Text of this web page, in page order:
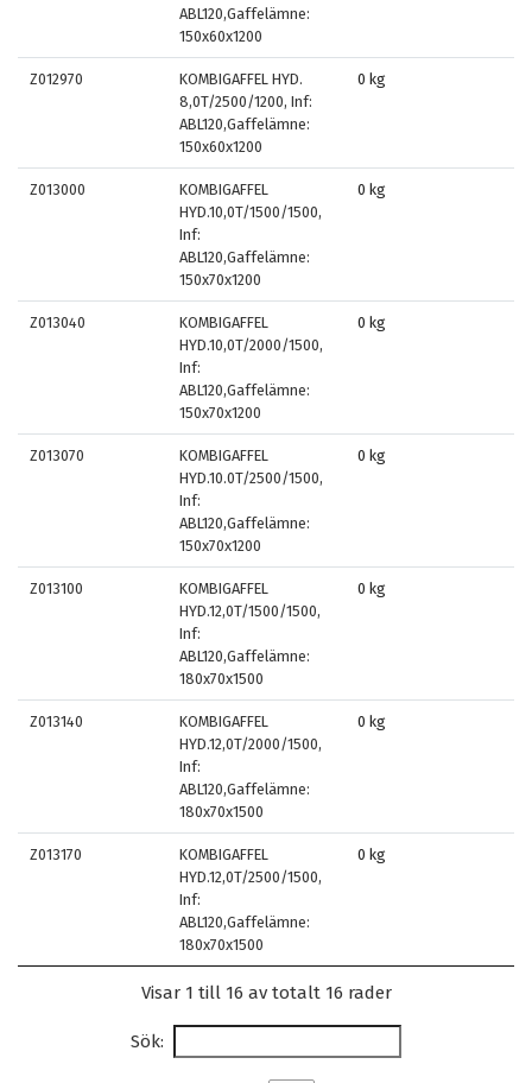
ABL120,Gaffelämne:
150x60x1200
Z012970
KOMBIGAFFEL HYD.
8,0T/2500/1200, Inf:
ABL120,Gaffelämne:
150x60x1200
0 kg
Z013000
KOMBIGAFFEL
HYD.10,0T/1500/1500,
Inf:
ABL120,Gaffelämne:
150x70x1200
0 kg
Z013040
KOMBIGAFFEL
HYD.10,0T/2000/1500,
Inf:
ABL120,Gaffelämne:
150x70x1200
0 kg
Z013070
KOMBIGAFFEL
HYD.10.0T/2500/1500,
Inf:
ABL120,Gaffelämne:
150x70x1200
0 kg
Z013100
KOMBIGAFFEL
HYD.12,0T/1500/1500,
Inf:
ABL120,Gaffelämne:
180x70x1500
0 kg
Z013140
KOMBIGAFFEL
HYD.12,0T/2000/1500,
Inf:
ABL120,Gaffelämne:
180x70x1500
0 kg
Z013170
KOMBIGAFFEL
HYD.12,0T/2500/1500,
Inf:
ABL120,Gaffelämne:
180x70x1500
0 kg
Visar 1 till 16 av totalt 16 rader
Sök: